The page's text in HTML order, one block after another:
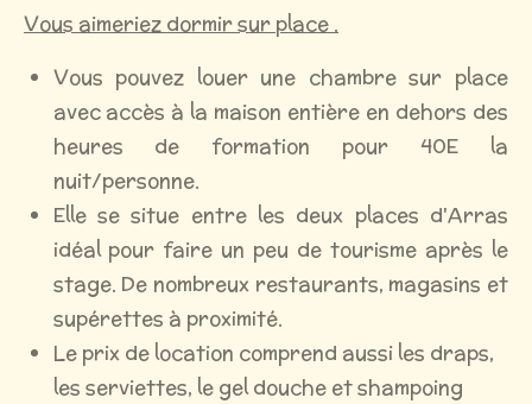
Vous aimeriez dormir sur place .
Vous pouvez louer une chambre sur place
avec accès à la maison entière en dehors des
heures de formation pour 40E
la
nuit/personne.
Elle se situe entre les deux places d'Arras
idéal pour faire un peu de tourisme après le
stage. De nombreux restaurants, magasins et
supérettes à proximité.
Le prix de location comprend aussi les draps,
les serviettes, le gel douche et shampoing